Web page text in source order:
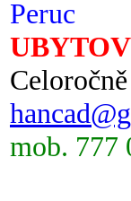
Peruc
Celoročně
mob. 777